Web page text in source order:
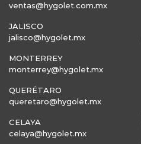
ventas@hygolet.com.mx
JALISCO
jalisco@hygolet.mx
MONTERREY
monterrey@hygolet.mx
QUERÉTARO
queretaro@hygolet.mx
CELAYA
celaya@hygolet.mx